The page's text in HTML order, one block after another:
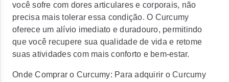
você sofre com dores articulares e corporais, não
precisa mais tolerar essa condição. O Curcumy
oferece um alívio imediato e duradouro, permitindo
que você recupere sua qualidade de vida e retome
suas atividades com mais conforto e bem-estar.
Onde Comprar o Curcumy: Para adquirir o Curcumy